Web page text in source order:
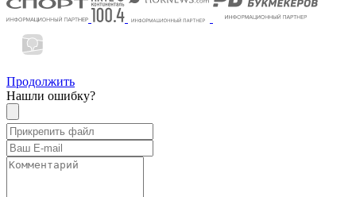
Продолжить
Нашли ошибку?